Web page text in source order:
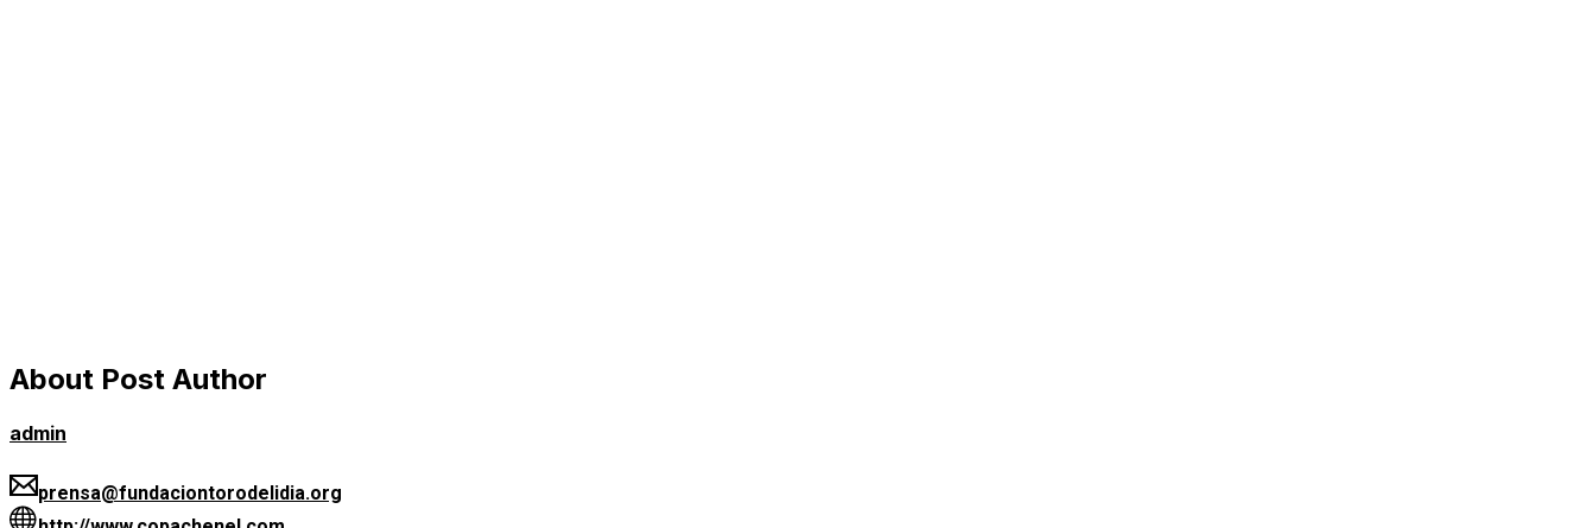
About Post Author
admin
prensa@fundaciontorodelidia.org